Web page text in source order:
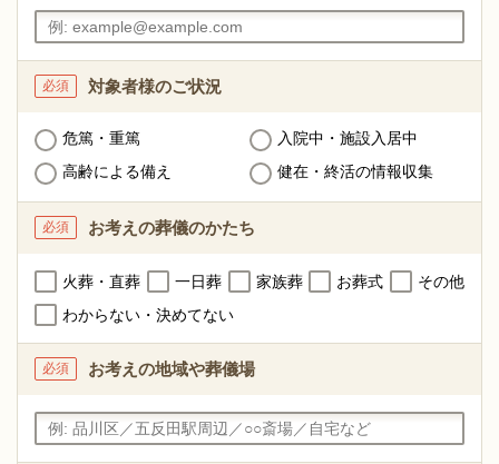
対象者様のご状況
必須
危篤・重篤
入院中・施設入居中
高齢による備え
健在・終活の情報収集
お考えの葬儀のかたち
必須
火葬・直葬 一日葬 家族葬 お葬式
その他
わからない・決めてない
お考えの地域や葬儀場
必須